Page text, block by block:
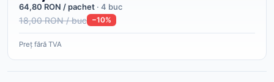
64,80 RON / pachet · 4 buc
18,00 RON / buc −10%
Preț fără TVA